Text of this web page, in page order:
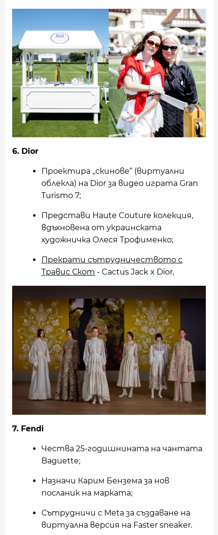
6. Dior
Проектира „скинове“ (виртуални
облекла) на Dior за видео играта Gran
Turismo 7;
Представи Haute Couture колекция,
вдъхновена от украинската
художничка Олеся Трофименко;
Прекрати сътрудничеството с
Травис Скот - Cactus Jack x Dior,
7. Fendi
Чества 25-годишнината на чантата
Baguette;
Назначи Карим Бензема за нов
посланик на марката;
Сътрудничи с Meta за създаване на
виртуална версия на Faster sneaker.